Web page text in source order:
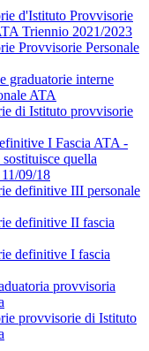
d'Istituto Provvisorie
Triennio 2021/2023
Provvisorie Personale
graduatorie interne
ATA
di Istituto provvisorie
I Fascia ATA -
quella
09/18
definitive III personale
definitive II fascia
definitive I fascia
provvisoria
provvisorie di Istituto